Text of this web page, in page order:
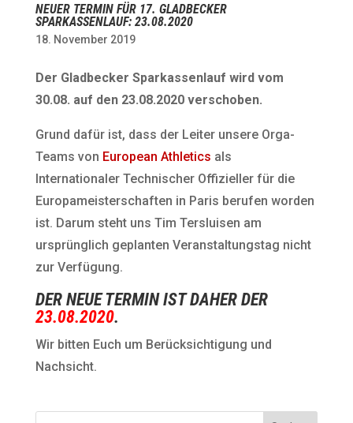
NEUER TERMIN FÜR 17. GLADBECKER
SPARKASSENLAUF: 23.08.2020
18. November 2019
Der Gladbecker Sparkassenlauf wird vom
30.08. auf den 23.08.2020 verschoben.
Grund dafür ist, dass der Leiter unsere Orga-
Teams von European Athletics als
Internationaler Technischer Offizieller für die
Europameisterschaften in Paris berufen worden
ist. Darum steht uns Tim Tersluisen am
ursprünglich geplanten Veranstaltungstag nicht
zur Verfügung.
DER NEUE TERMIN IST DAHER DER
23.08.2020.
Wir bitten Euch um Berücksichtigung und
Nachsicht.